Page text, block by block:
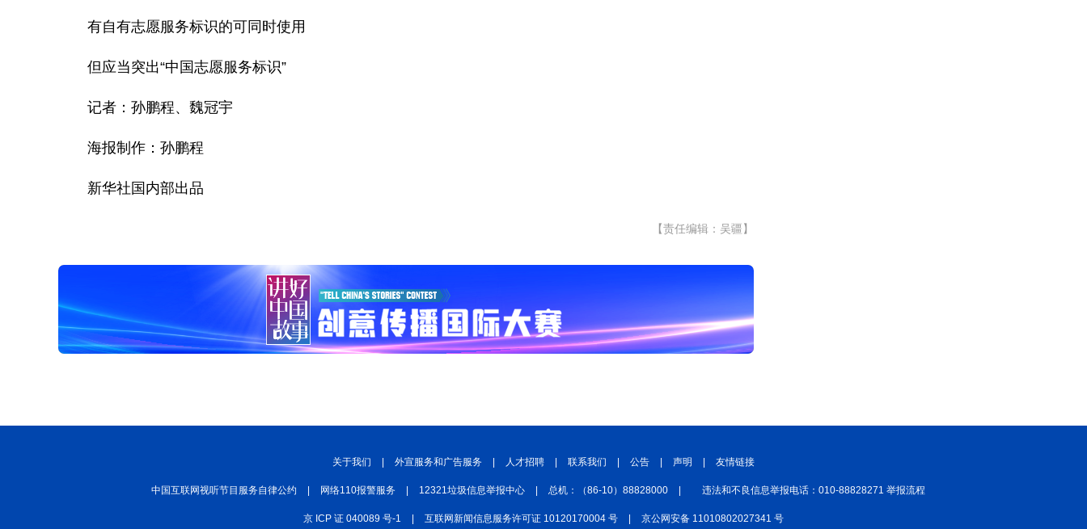
有自有志愿服务标识的可同时使用
但应当突出“中国志愿服务标识”
记者：孙鹏程、魏冠宇
海报制作：孙鹏程
新华社国内部出品
【责任编辑：吴疆】
关于我们 外宣服务和广告服务 人才招聘 联系我们 公告 声明 友情链接
中国互联网视听节目服务自律公约 网络110报警服务 12321垃圾信息举报中心 总机：（86-10）88828000 违法和不良信息举报电话：010-88828271 举报流程
京 ICP 证 040089 号-1 互联网新闻信息服务许可证 10120170004 号 京公网安备 11010802027341 号